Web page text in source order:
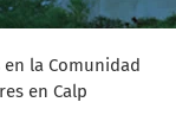
en la Comunidad
en Calp